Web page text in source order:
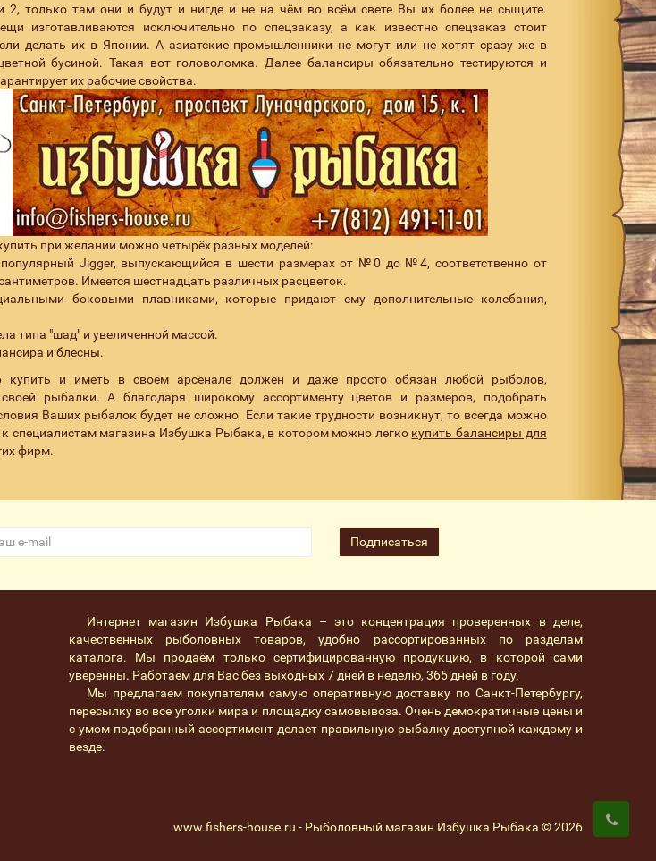
2, только там они и будут и нигде и не на чём во всём свете Вы их более не сыщите.
изготавливаются исключительно по спецзаказу, а как известно спецзаказ стоит
делать их в Японии. А азиатские промышленники не могут или не хотят сразу же в
бусиной. Такая вот головоломка. Далее балансиры обязательно тестируются и
их рабочие свойства.
при желании можно четырёх разных моделей:
Jigger, выпускающийся в шести размерах от №0 до №4, соответственно от
Имеется шестнадцать различных расцветок.
боковыми плавниками, которые придают ему дополнительные колебания,
типа "шад" и увеличенной массой.
и блесны.
купить и иметь в своём арсенале должен и даже просто обязан любой рыболов,
рыбалки. А благодаря широкому ассортименту цветов и размеров, подобрать
Ваших рыбалок будет не сложно. Если такие трудности возникнут, то всегда можно
к специалистам магазина Избушка Рыбака, в котором можно легко купить балансиры для
фирм.
Подписаться
Интернет магазин Избушка Рыбака – это концентрация проверенных в деле,
качественных рыболовных товаров, удобно рассортированных по разделам
каталога. Мы продаём только сертифицированную продукцию, в которой сами
уверенны. Работаем для Вас без выходных 7 дней в неделю, 365 дней в году.
Мы предлагаем покупателям самую оперативную доставку по Санкт-Петербургу,
пересылку во все уголки мира и площадку самовывоза. Очень демократичные цены и
с умом подобранный ассортимент делает правильную рыбалку доступной каждому и
везде.
www.fishers-house.ru - Рыболовный магазин Избушка Рыбака © 2026